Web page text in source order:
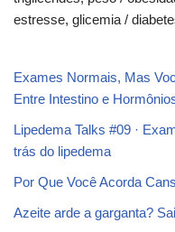
estresse, glicemia /
Exames Normais, Mas
Entre Intestino e
Lipedema Talks #09 ·
trás do lipedema
Por Que Você Acorda
Azeite arde a garganta?